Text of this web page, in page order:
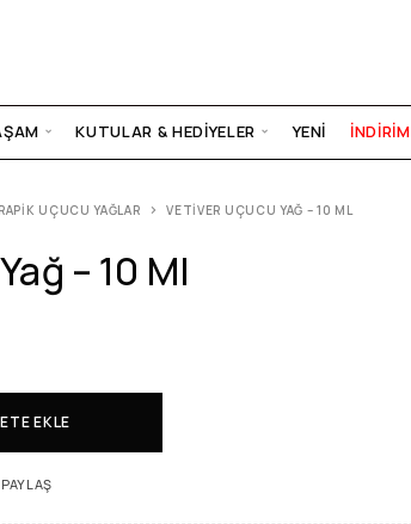
KUTULAR & HEDIYELER YENI İNDİRİM
UÇUCU YAĞLAR VETIVER UÇUCU YAĞ – 10 ML
– 10 Ml
EKLE
PAYLAŞ